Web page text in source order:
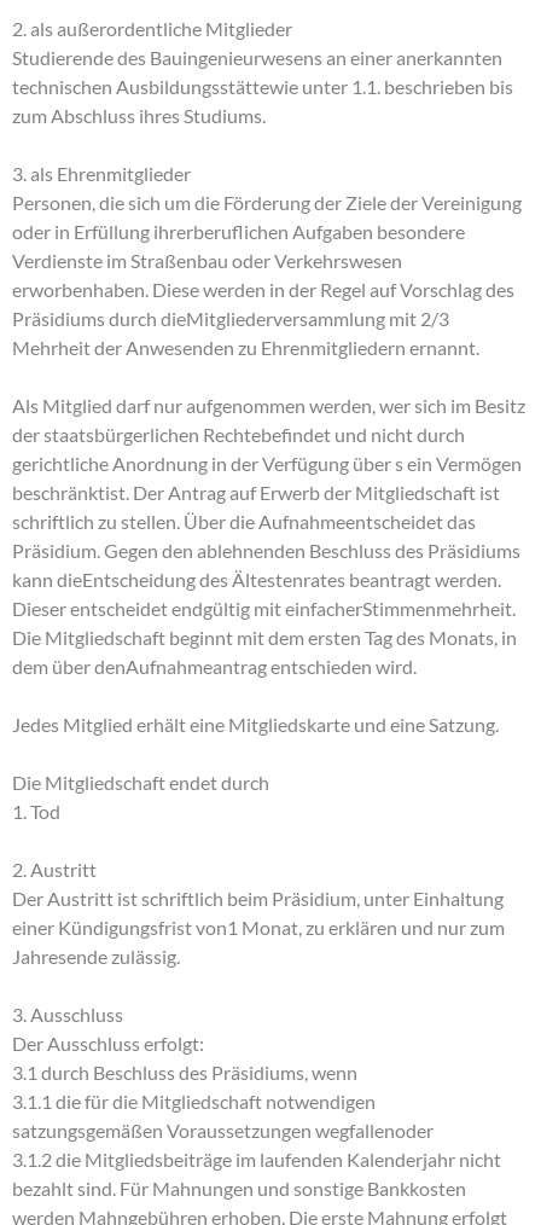
2. als außerordentliche Mitglieder
Studierende des Bauingenieurwesens an einer anerkannten
technischen Ausbildungsstättewie unter 1.1. beschrieben bis
zum Abschluss ihres Studiums.
3. als Ehrenmitglieder
Personen, die sich um die Förderung der Ziele der Vereinigung
oder in Erfüllung ihrerberuflichen Aufgaben besondere
Verdienste im Straßenbau oder Verkehrswesen
erworbenhaben. Diese werden in der Regel auf Vorschlag des
Präsidiums durch dieMitgliederversammlung mit 2/3
Mehrheit der Anwesenden zu Ehrenmitgliedern ernannt.
Als Mitglied darf nur aufgenommen werden, wer sich im Besitz
der staatsbürgerlichen Rechtebefindet und nicht durch
gerichtliche Anordnung in der Verfügung über s ein Vermögen
beschränktist. Der Antrag auf Erwerb der Mitgliedschaft ist
schriftlich zu stellen. Über die Aufnahmeentscheidet das
Präsidium. Gegen den ablehnenden Beschluss des Präsidiums
kann dieEntscheidung des Ältestenrates beantragt werden.
Dieser entscheidet endgültig mit einfacherStimmenmehrheit.
Die Mitgliedschaft beginnt mit dem ersten Tag des Monats, in
dem über denAufnahmeantrag entschieden wird.
Jedes Mitglied erhält eine Mitgliedskarte und eine Satzung.
Die Mitgliedschaft endet durch
1. Tod
2. Austritt
Der Austritt ist schriftlich beim Präsidium, unter Einhaltung
einer Kündigungsfrist von1 Monat, zu erklären und nur zum
Jahresende zulässig.
3. Ausschluss
Der Ausschluss erfolgt:
3.1 durch Beschluss des Präsidiums, wenn
3.1.1 die für die Mitgliedschaft notwendigen
satzungsgemäßen Voraussetzungen wegfallenoder
3.1.2 die Mitgliedsbeiträge im laufenden Kalenderjahr nicht
bezahlt sind. Für Mahnungen und sonstige Bankkosten
werden Mahngebühren erhoben. Die erste Mahnung erfolgt